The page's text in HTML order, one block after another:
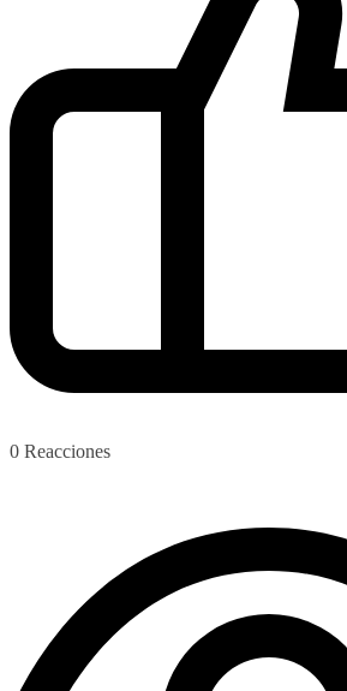
0 Reacciones